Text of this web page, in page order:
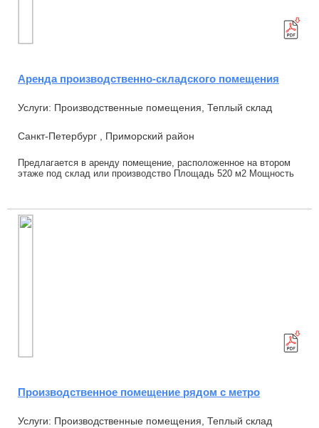
Аренда производственно-складского помещения
Услуги: Производственные помещения, Теплый склад
Санкт-Петербург , Приморский район
Предлагается в аренду помещение, расположенное на втором
этаже под склад или производство Площадь 520 м2 Мощность
Производственное помещение рядом с метро
Услуги: Производственные помещения, Теплый склад